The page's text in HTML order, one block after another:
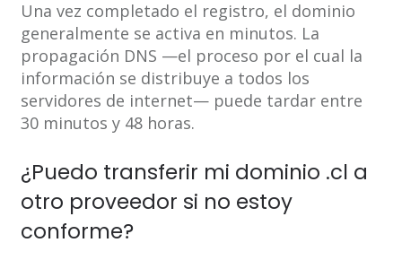
Una vez completado el registro, el dominio
generalmente se activa en minutos. La
propagación DNS —el proceso por el cual la
información se distribuye a todos los
servidores de internet— puede tardar entre
30 minutos y 48 horas.
¿Puedo transferir mi dominio .cl a
otro proveedor si no estoy
conforme?